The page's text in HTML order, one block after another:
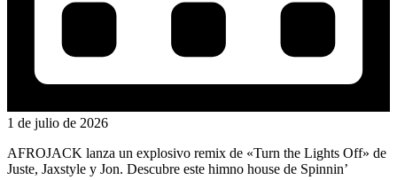
1 de julio de 2026
AFROJACK lanza un explosivo remix de «Turn the Lights Off» de
Juste, Jaxstyle y Jon. Descubre este himno house de Spinnin’